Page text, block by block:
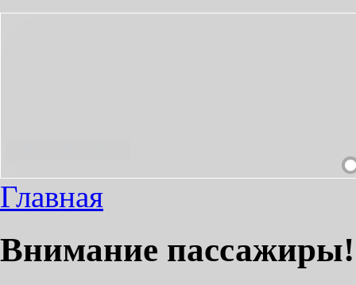
Главная
Внимание пассажиры!